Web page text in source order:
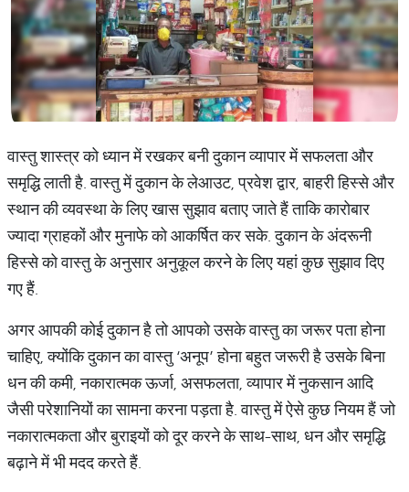
वास्तु शास्त्र को ध्यान में रखकर बनी दुकान व्यापार में सफलता और
समृद्धि लाती है. वास्तु में दुकान के लेआउट, प्रवेश द्वार, बाहरी हिस्से और
स्थान की व्यवस्था के लिए खास सुझाव बताए जाते हैं ताकि कारोबार
ज्यादा ग्राहकों और मुनाफे को आकर्षित कर सके. दुकान के अंदरूनी
हिस्से को वास्तु के अनुसार अनुकूल करने के लिए यहां कुछ सुझाव दिए
गए हैं.
अगर आपकी कोई दुकान है तो आपको उसके वास्तु का जरूर पता होना
चाहिए, क्योंकि दुकान का वास्तु ‘अनूप’ होना बहुत जरूरी है उसके बिना
धन की कमी, नकारात्मक ऊर्जा, असफलता, व्यापार में नुकसान आदि
जैसी परेशानियों का सामना करना पड़ता है. वास्तु में ऐसे कुछ नियम हैं जो
नकारात्मकता और बुराइयों को दूर करने के साथ-साथ, धन और समृद्धि
बढ़ाने में भी मदद करते हैं.